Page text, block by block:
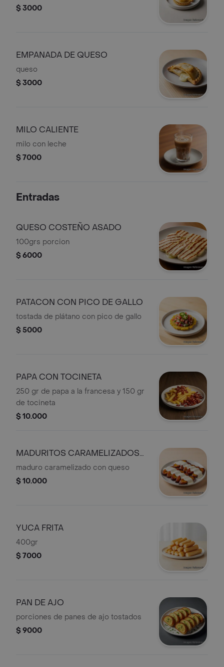
$ 3000
EMPANADA DE QUESO
queso
$ 3000
MILO CALIENTE
milo con leche
$ 7000
Entradas
QUESO COSTEÑO ASADO
100grs porcion
$ 6000
PATACON CON PICO DE GALLO
tostada de plátano con pico de gallo
$ 5000
PAPA CON TOCINETA
250 gr de papa a la francesa y 150 gr
de tocineta
$ 10.000
MADURITOS CARAMELIZADOS
CON QUESO
maduro caramelizado con queso
$ 10.000
YUCA FRITA
400gr
$ 7000
PAN DE AJO
porciones de panes de ajo tostados
$ 9000